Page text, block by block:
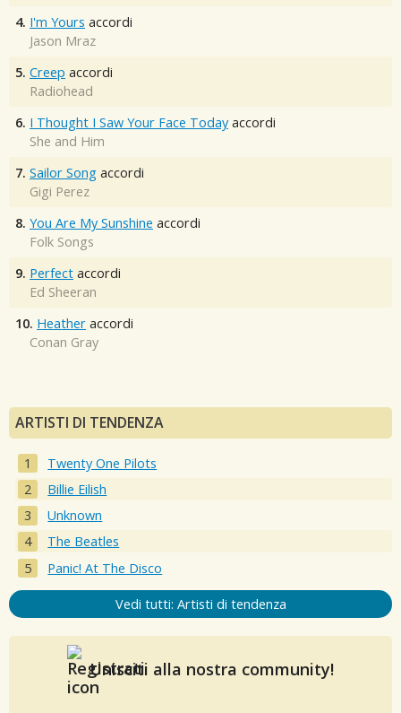
4. I'm Yours accordi
Jason Mraz
5. Creep accordi
Radiohead
6. I Thought I Saw Your Face Today accordi
She and Him
7. Sailor Song accordi
Gigi Perez
8. You Are My Sunshine accordi
Folk Songs
9. Perfect accordi
Ed Sheeran
10. Heather accordi
Conan Gray
ARTISTI DI TENDENZA
Twenty One Pilots
Billie Eilish
Unknown
The Beatles
Panic! At The Disco
Vedi tutti: Artisti di tendenza
Unisciti alla nostra community!